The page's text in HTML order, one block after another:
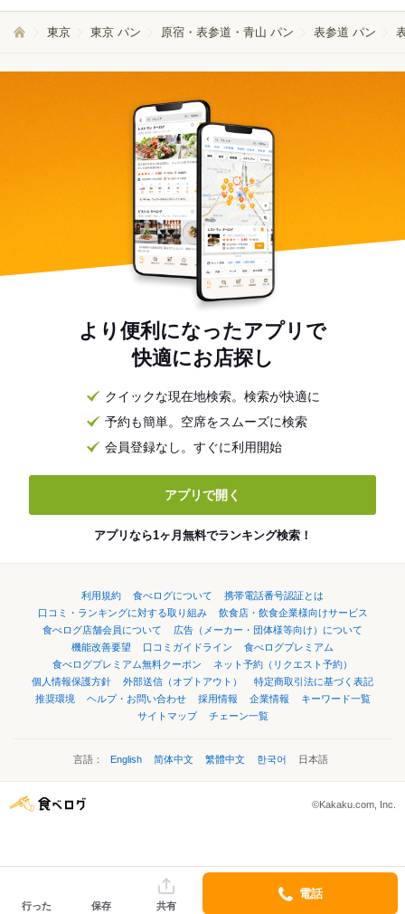
東京 東京 パン 原宿・表参道・青山 パン 表参道 パン
より便利になったアプリで
快適にお店探し
クイックな現在地検索。検索が快適に
予約も簡単。空席をスムーズに検索
会員登録なし。すぐに利用開始
アプリで開く
アプリなら1ヶ月無料でランキング検索！
利用規約 食べログについて
携帯電話番号認証とは
口コミ・ランキングに対する取り組み
飲食店・飲食企業様向けサービス
食べログ店舗会員について
広告（メーカー・団体様等向け）について
機能改善要望
口コミガイドライン
食べログプレミアム
食べログプレミアム無料クーポン
ネット予約（リクエスト予約）
個人情報保護方針
外部送信（オプトアウト）
特定商取引法に基づく表記
推奨環境
ヘルプ・お問い合わせ 採用情報 企業情報
キーワード一覧
サイトマップ
チェーン一覧
言語： English 简体中文 繁體中文 한국어 日本語
©Kakaku.com, Inc.
行った 保存 共有
電話